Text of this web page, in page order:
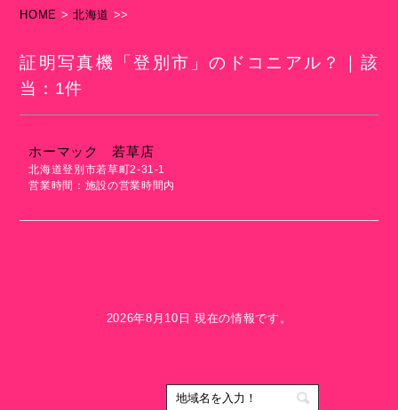
HOME > 北海道 >>
証明写真機「登別市」のドコニアル？｜該
当：1件
ホーマック 若草店
北海道登別市若草町2-31-1
営業時間：施設の営業時間内
2026年8月10日 現在の情報です。